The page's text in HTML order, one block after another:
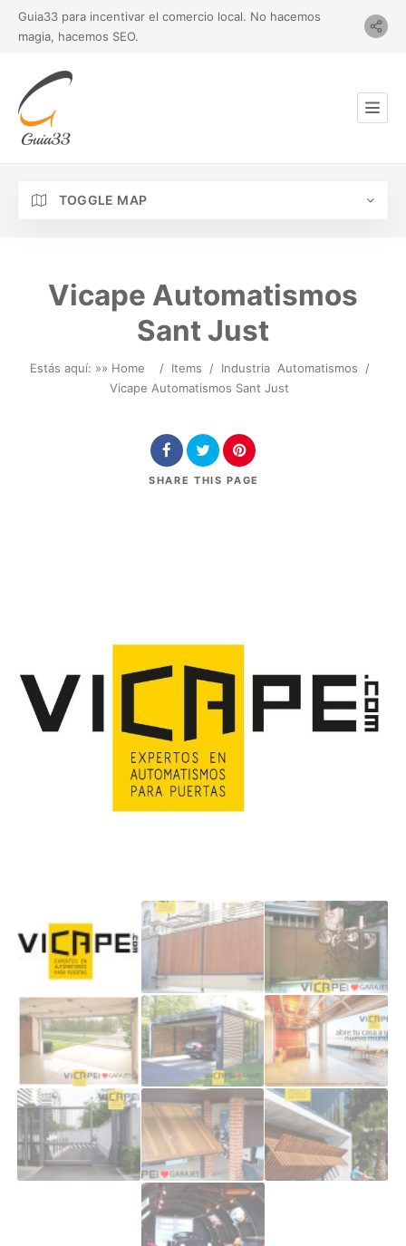
Guia33 para incentivar el comercio local. No hacemos
magia, hacemos SEO.
TOGGLE MAP
Vicape Automatismos
Sant Just
Estás aquí: »» Home / Items / Industria Automatismos
/
Vicape Automatismos Sant Just
SHARE THIS PAGE